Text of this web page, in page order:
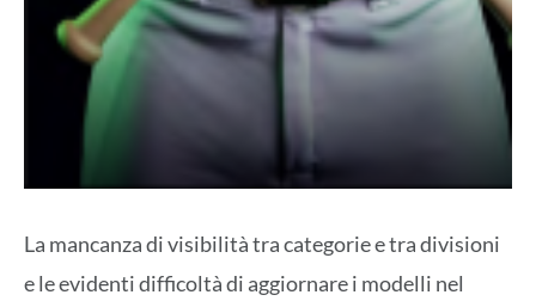
La mancanza di visibilità tra categorie e tra divisioni
e le evidenti difficoltà di aggiornare i modelli nel